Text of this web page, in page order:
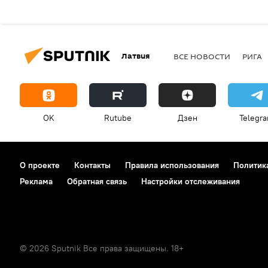
Латвия ВСЕ НОВОСТИ РИГА
OK Rutube Дзен
О проекте Контакты Правила использования
Реклама
Обратная связь Настройки отслеживания
© 2026 Sputnik Все права защищены. 18+